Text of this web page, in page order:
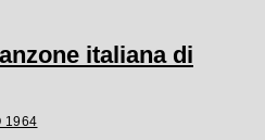
italiana di
1964